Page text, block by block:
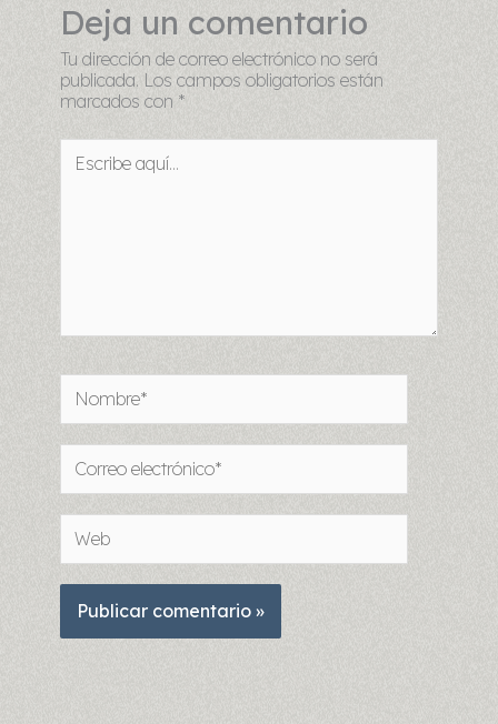
Deja un comentario
Tu dirección de correo electrónico no será
publicada. Los campos obligatorios están
marcados con *
Escribe
aquí...
Nombre*
Correo
electrónico*
Web